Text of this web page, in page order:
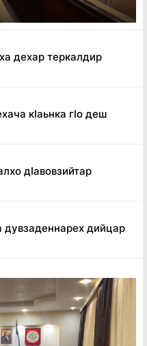
дехар теркалдир
кӏаьнка гӏо деш
дӏавовзийтар
дийцар